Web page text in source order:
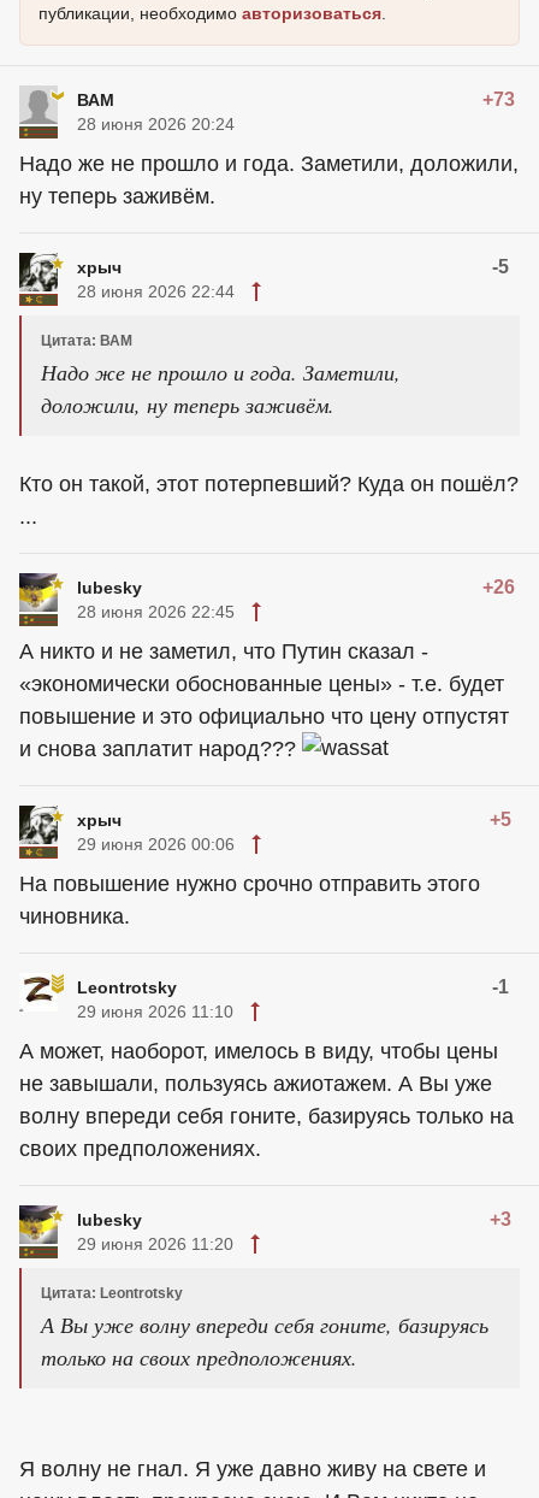
публикации, необходимо авторизоваться.
ВАМ +73
28 июня 2026 20:24
Надо же не прошло и года. Заметили, доложили,
ну теперь заживём.
хрыч -5
28 июня 2026 22:44
Цитата: ВАМ
Надо же не прошло и года. Заметили,
доложили, ну теперь заживём.
Кто он такой, этот потерпевший? Куда он пошёл?
...
lubesky +26
28 июня 2026 22:45
А никто и не заметил, что Путин сказал -
«экономически обоснованные цены» - т.е. будет
повышение и это официально что цену отпустят
и снова заплатит народ???
хрыч +5
29 июня 2026 00:06
На повышение нужно срочно отправить этого
чиновника.
Leontrotsky -1
29 июня 2026 11:10
А может, наоборот, имелось в виду, чтобы цены
не завышали, пользуясь ажиотажем. А Вы уже
волну впереди себя гоните, базируясь только на
своих предположениях.
lubesky +3
29 июня 2026 11:20
Цитата: Leontrotsky
А Вы уже волну впереди себя гоните, базируясь
только на своих предположениях.
Я волну не гнал. Я уже давно живу на свете и